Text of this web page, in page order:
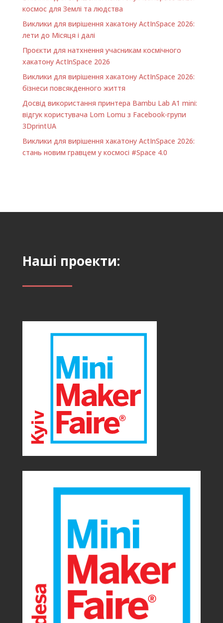
космос для Землі та людства
Виклики для вирішення хакатону ActInSpace 2026:
лети до Місяця і далі
Проєкти для натхнення учасникам космічного
хакатону ActInSpace 2026
Виклики для вирішення хакатону ActInSpace 2026:
бізнеси повсякденного життя
Досвід використання принтера Bambu Lab A1 minі:
відгук користувача Lom Lomu з Facebook-групи
3DprintUA
Виклики для вирішення хакатону ActInSpace 2026:
стань новим гравцем у космосі #Space 4.0
Наші проекти: